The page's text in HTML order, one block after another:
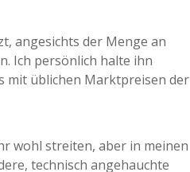
angesichts der Menge an
Ich persönlich halte ihn
mit üblichen Marktpreisen der
wohl streiten, aber in meinen
technisch angehauchte